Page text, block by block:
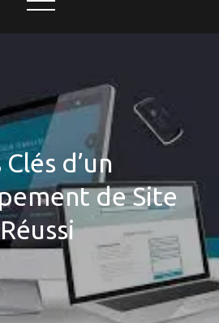
Clés d’un
de Site
Réussi